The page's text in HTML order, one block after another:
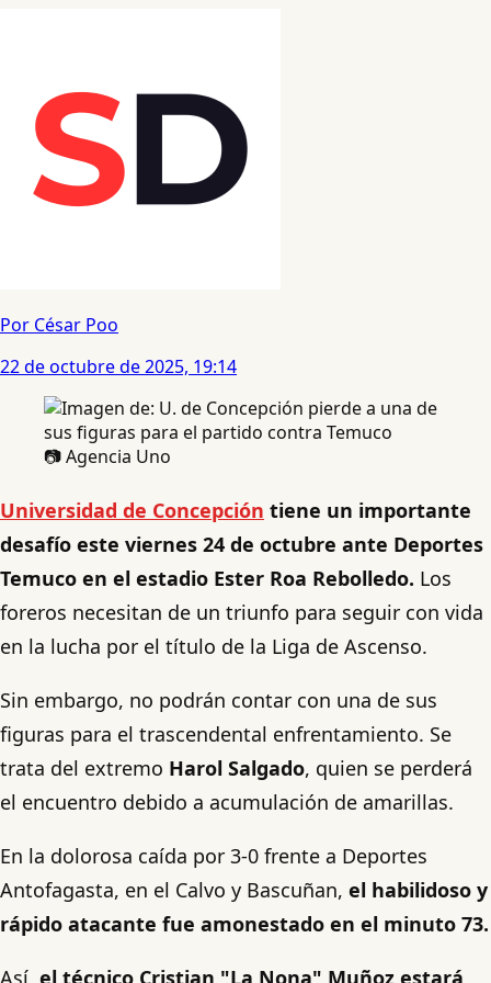
Por César Poo
22 de octubre de 2025, 19:14
📷 Agencia Uno
Universidad de Concepción tiene un importante
desafío este viernes 24 de octubre ante Deportes
Temuco en el estadio Ester Roa Rebolledo. Los
foreros necesitan de un triunfo para seguir con vida
en la lucha por el título de la Liga de Ascenso.
Sin embargo, no podrán contar con una de sus
figuras para el trascendental enfrentamiento. Se
trata del extremo Harol Salgado, quien se perderá
el encuentro debido a acumulación de amarillas.
En la dolorosa caída por 3-0 frente a Deportes
Antofagasta, en el Calvo y Bascuñan, el habilidoso y
rápido atacante fue amonestado en el minuto 73.
Así, el técnico Cristian "La Nona" Muñoz estará